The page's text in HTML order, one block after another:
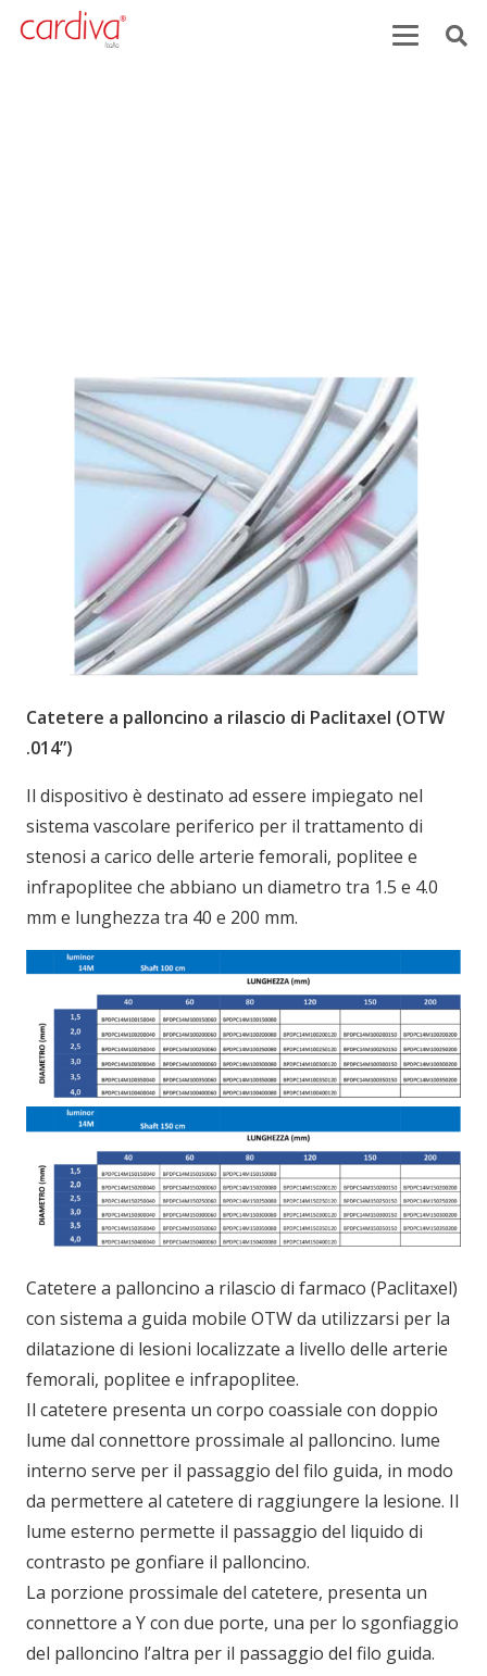
Catetere a palloncino a rilascio di Paclitaxel (OTW
.014”)
Il dispositivo è destinato ad essere impiegato nel
sistema vascolare periferico per il trattamento di
stenosi a carico delle arterie femorali, poplitee e
infrapoplitee che abbiano un diametro tra 1.5 e 4.0
mm e lunghezza tra 40 e 200 mm.
Catetere a palloncino a rilascio di farmaco (Paclitaxel)
con sistema a guida mobile OTW da utilizzarsi per la
dilatazione di lesioni localizzate a livello delle arterie
femorali, poplitee e infrapoplitee.
Il catetere presenta un corpo coassiale con doppio
lume dal connettore prossimale al palloncino. lume
interno serve per il passaggio del filo guida, in modo
da permettere al catetere di raggiungere la lesione. Il
lume esterno permette il passaggio del liquido di
contrasto pe gonfiare il palloncino.
La porzione prossimale del catetere, presenta un
connettore a Y con due porte, una per lo sgonfiaggio
del palloncino l’altra per il passaggio del filo guida.